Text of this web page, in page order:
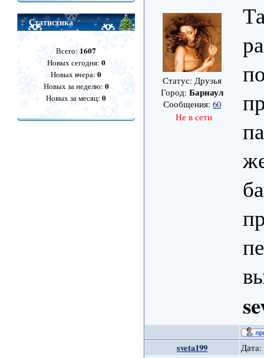
Статистика
Всего: 1607
Новых сегодня: 0
Новых вчера:0
Новых за неделю: 0
Новых за месяц:0
Статус: Друзья
Город:Барнаул
Сообщения:60
Не в сети
sveta199